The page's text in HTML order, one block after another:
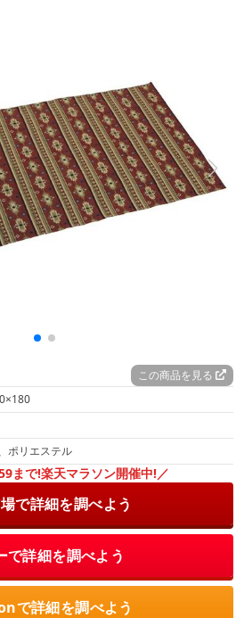
この商品を見る
ポリエステル
まで!楽天マラソン開催中!／
で詳細を調べよう
で詳細を調べよう
で詳細を調べよう